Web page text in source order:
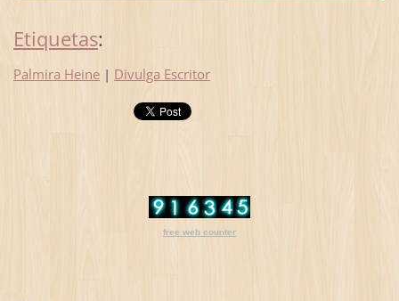
Etiquetas:
Palmira Heine | Divulga Escritor
free web counter